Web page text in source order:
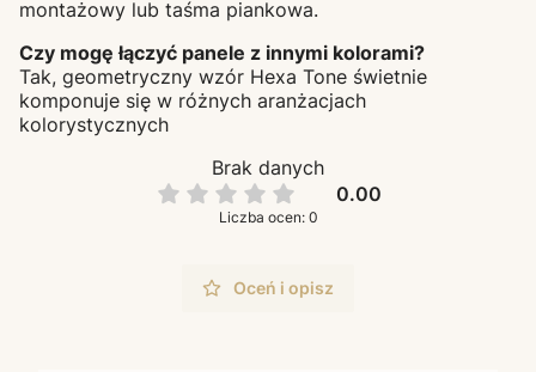
montażowy lub taśma piankowa.
Czy mogę łączyć panele z innymi kolorami?
Tak, geometryczny wzór Hexa Tone świetnie
komponuje się w różnych aranżacjach
kolorystycznych
Brak danych
0.00
Liczba ocen: 0
Oceń i opisz